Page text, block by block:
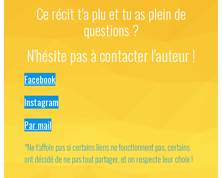
Ce récit t'a plu et tu as plein de
questions ?
N'hésite pas à contacter l'auteur !
Facebook
Instagram
Par mail
*Ne t’affole pas si certains liens ne fonctionnent pas, certains
ont décidé de ne pas tout partager, et on respecte leur choix !